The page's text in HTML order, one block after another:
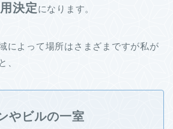
決定になります。
によって場所はさまざまですが私が
、
やビルの一室